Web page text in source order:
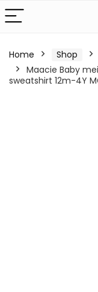
Home Shop
Maacie Baby
sweatshirt 12m-4Y